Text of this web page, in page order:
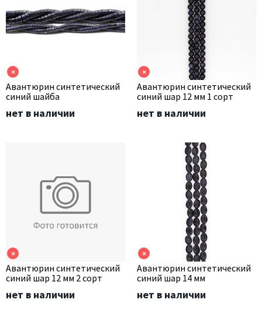
×
Авантюрин синтетический
синий шайба
нет в наличии
×
Авантюрин синтетический
синий шар 12 мм 1 сорт
нет в наличии
×
Авантюрин синтетический
синий шар 12 мм 2 сорт
нет в наличии
×
Авантюрин синтетический
синий шар 14 мм
нет в наличии